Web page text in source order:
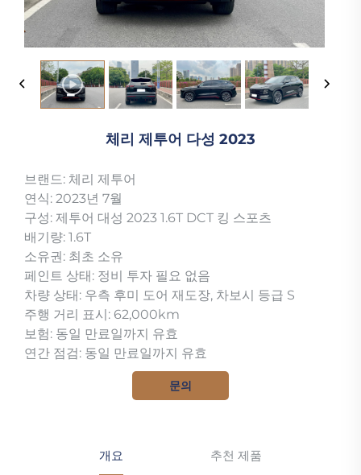
체리 제투어 다성 2023
브랜드: 체리 제투어
연식: 2023년 7월
구성: 제투어 대성 2023 1.6T DCT 킹 스포츠
배기량: 1.6T
소유권: 최초 소유
페인트 상태: 정비 투자 필요 없음
차량 상태: 우측 후미 도어 재도장, 차보시 등급 S
주행 거리 표시: 62,000km
보험: 동일 만료일까지 유효
연간 점검: 동일 만료일까지 유효
문의
개요 추천 제품